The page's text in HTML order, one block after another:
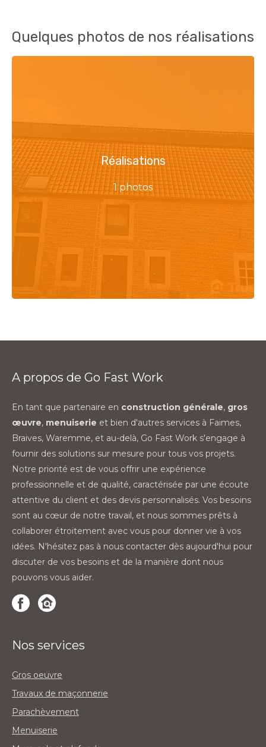
Quelques photos de nos réalisations
Réalisations
1 photos
A propos de Go Fast Work
En tant que partenaire en construction générale, gros
œuvre, menuiserie et bien d'autres services à Faimes,
Braives, Waremme, et au-delà, Go Fast Work s'engage à
fournir des solutions sur mesure pour tous vos projets.
Notre priorité est de vous offrir une expérience
professionnelle et de qualité, caractérisée par une écoute
attentive du client et des devis personnalisés. Vos besoins
sont au cœur de notre travail, et nous sommes prêts à
collaborer étroitement avec vous pour donner vie à vos
idées. N'hésitez pas à nous contacter dès aujourd'hui pour
discuter de vos besoins et de la manière dont nous
pouvons vous aider.
Nos services
Gros oeuvre
Travaux de maçonnerie
Parachèvement
Menuiserie